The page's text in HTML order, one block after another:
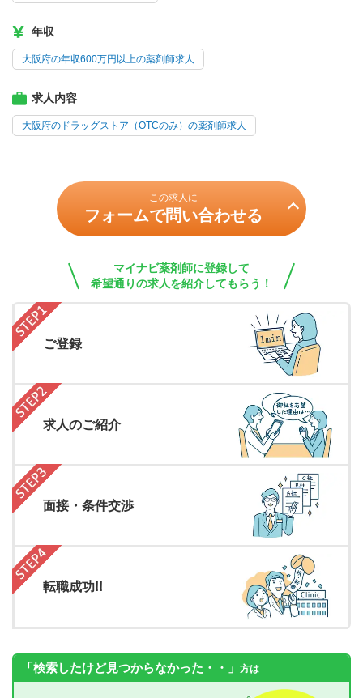
年収
大阪府の年収600万円以上の薬剤師求人
求人内容
大阪府のドラッグストア（OTCのみ）の薬剤師求人
この求人に
フォームで問い合わせる
マイナビ薬剤師に登録して
希望通りの求人を紹介してもらう！
ご登録
求人のご紹介
面接・条件交渉
転職成功!!
「検索したけど見つからなかった・・」 方は